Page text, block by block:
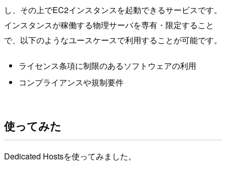
し、その上でEC2インスタンスを起動できるサービスです。
インスタンスが稼働する物理サーバを専有・限定すること
で、以下のようなユースケースで利用することが可能です。
ライセンス条項に制限のあるソフトウェアの利用
コンプライアンスや規制要件
使ってみた
Dedicated Hostsを使ってみました。